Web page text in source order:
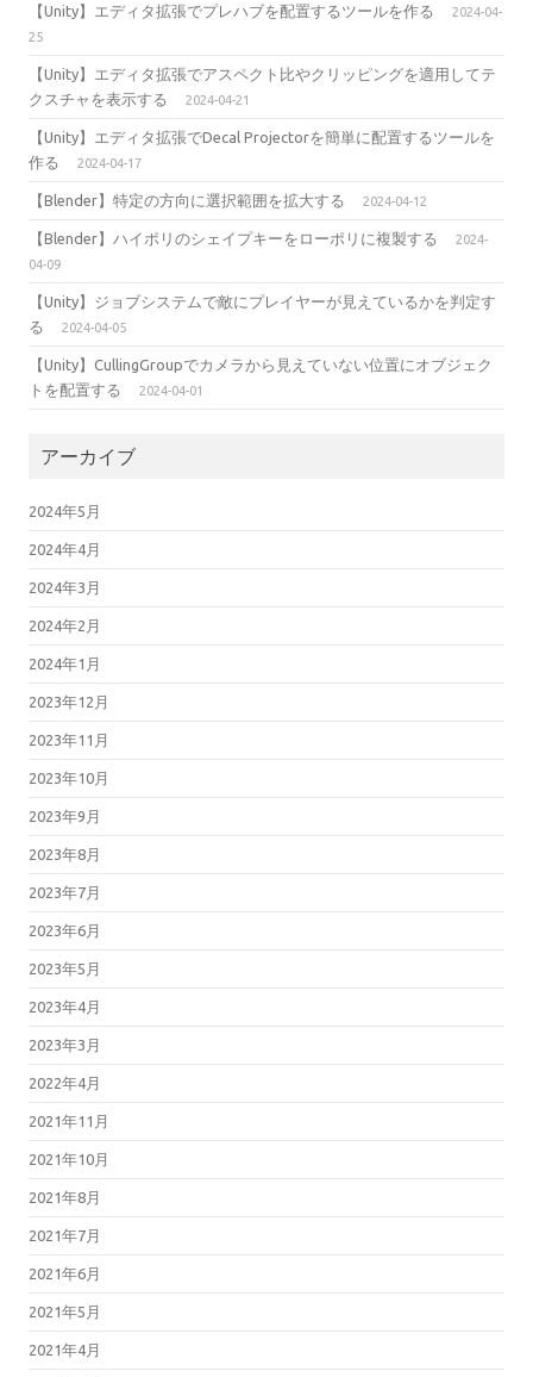
【Unity】エディタ拡張でプレハブを配置するツールを作る
2024-04-
25
【Unity】エディタ拡張でアスペクト比やクリッピングを適用してテ
クスチャを表示する
2024-04-21
【Unity】エディタ拡張でDecal Projectorを簡単に配置するツールを
作る
2024-04-17
【Blender】特定の方向に選択範囲を拡大する 2024-04-12
【Blender】ハイポリのシェイプキーをローポリに複製する
2024-
04-09
【Unity】ジョブシステムで敵にプレイヤーが見えているかを判定す
る
2024-04-05
【Unity】CullingGroupでカメラから見えていない位置にオブジェク
トを配置する
2024-04-01
アーカイブ
2024年5月
2024年4月
2024年3月
2024年2月
2024年1月
2023年12月
2023年11月
2023年10月
2023年9月
2023年8月
2023年7月
2023年6月
2023年5月
2023年4月
2023年3月
2022年4月
2021年11月
2021年10月
2021年8月
2021年7月
2021年6月
2021年5月
2021年4月